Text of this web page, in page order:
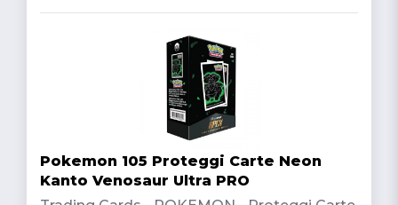
Pokemon 105 Proteggi Carte Neon
Kanto Venosaur Ultra PRO